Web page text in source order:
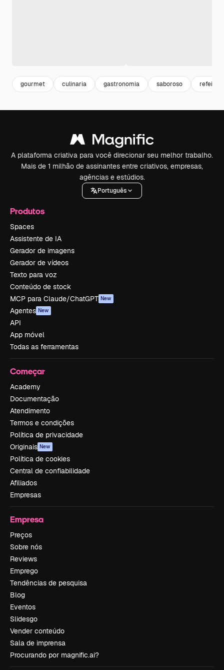
gourmet culinaria gastronomia saboroso refeição
A plataforma criativa para você direcionar seu melhor trabalho.
Mais de 1 milhão de assinantes entre criativos, empresas,
agências e estúdios.
Português
Produtos
Spaces
Assistente de IA
Gerador de imagens
Gerador de vídeos
Texto para voz
Conteúdo de stock
MCP para Claude/ChatGPT New
Agentes New
API
App móvel
Todas as ferramentas
Começar
Academy
Documentação
Atendimento
Termos e condições
Política de privacidade
Originais New
Política de cookies
Central de confiabilidade
Afiliados
Empresas
Empresa
Preços
Sobre nós
Reviews
Emprego
Tendências de pesquisa
Blog
Eventos
Slidesgo
Vender conteúdo
Sala de imprensa
Procurando por magnific.ai?